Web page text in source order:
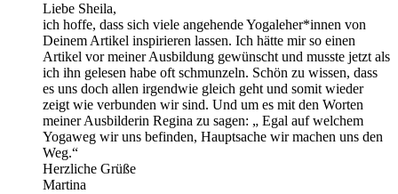
Liebe Sheila,
ich hoffe, dass sich viele angehende Yogaleher*innen von
Deinem Artikel inspirieren lassen. Ich hätte mir so einen
Artikel vor meiner Ausbildung gewünscht und musste jetzt als
ich ihn gelesen habe oft schmunzeln. Schön zu wissen, dass
es uns doch allen irgendwie gleich geht und somit wieder
zeigt wie verbunden wir sind. Und um es mit den Worten
meiner Ausbilderin Regina zu sagen: „ Egal auf welchem
Yogaweg wir uns befinden, Hauptsache wir machen uns den
Weg.“
Herzliche Grüße
Martina